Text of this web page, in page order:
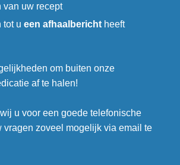
van uw recept
tot u een afhaalbericht heeft
om buiten onze
af te halen!
u voor een goede telefonische
vragen zoveel mogelijk via email te